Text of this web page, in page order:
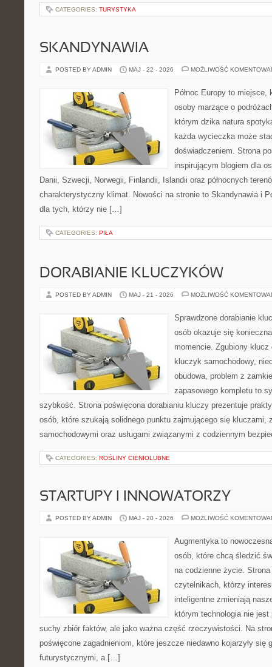
CATEGORIES: TURYSTYKA
SKANDYNAWIA
POSTED BY ADMIN MAJ - 22 - 2026 MOŻLIWOŚĆ
Północ Europy to miejsce,
osoby marzące o
którym dzika natura
każda wycieczka może
doświadczeniem. Strona
inspirującym blogiem dla
Danii, Szwecji, Norwegii, Finlandii, Islandii oraz północnych
charakterystyczny klimat. Nowości na stronie to Skandynawia i
dla tych, którzy nie […]
CATEGORIES: PIŁA
DORABIANIE KLUCZYKÓW
POSTED BY ADMIN MAJ - 21 - 2026 MOŻLIWOŚĆ
Sprawdzone dorabianie
osób okazuje się
momencie. Zgubiony
kluczyk samochodowy,
obudowa, problem z
zapasowego kompletu to
szybkość. Strona poświęcona dorabianiu kluczy prezentuje
osób, które szukają solidnego punktu zajmującego się kluczami,
samochodowymi oraz usługami związanymi z codziennym
CATEGORIES: ROŚLINY CIENIOLUBNE
STARTUPY I INNOWATORZY
POSTED BY ADMIN MAJ - 20 - 2026 MOŻLIWOŚĆ
Augmentyka to
osób, które chcą śledzić
na codzienne życie.
czytelnikach, którzy
inteligentne zmieniają
którym technologia nie
suchy zbiór faktów, ale jako ważna część rzeczywistości. Na
poświęcone zagadnieniom, które jeszcze niedawno kojarzyły się
futurystycznymi, a […]